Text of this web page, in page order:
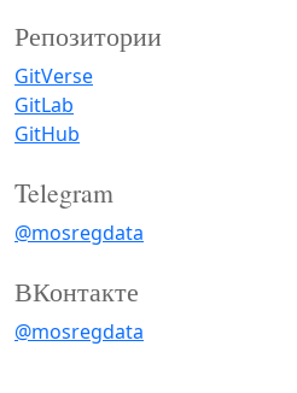
Репозитории
GitVerse
GitLab
GitHub
Telegram
@mosregdata
ВКонтакте
@mosregdata